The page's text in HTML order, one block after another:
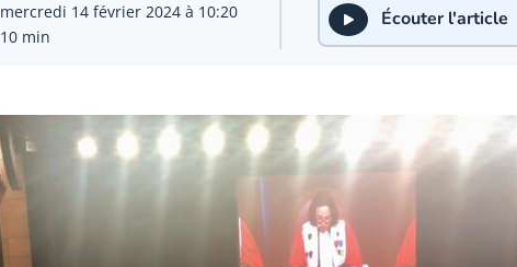
mercredi 14 février 2024 à 10:20
10 min
Écouter l'article